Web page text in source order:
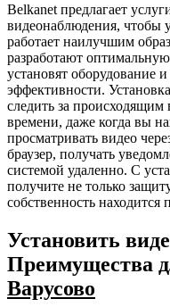
Belkanet предлагает
видеонаблюдения, чтобы
работает наилучшим
разработают
установят оборудование
эффективности.
следить за
времени, даже когда вы
просматривать видео
браузер, получать
системой удаленно. С
получите не только
собственность
Установить
Преимущества
Варусово